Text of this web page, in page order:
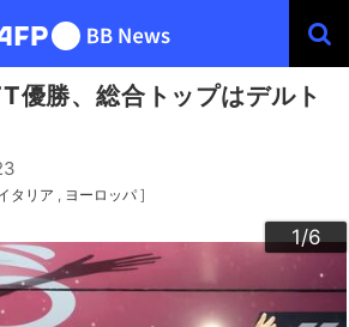
優勝、総合トップはデルト
タリア ヨーロッパ ]
1/6
2/6
3/6
4/6
5/6
6/6